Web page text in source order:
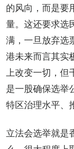
的风向，而是要
量。这还要求选
满，一旦放弃选
港未来而言其实
上改变一切，
是一股确保选举
特区治理水平、
立法会选举就是